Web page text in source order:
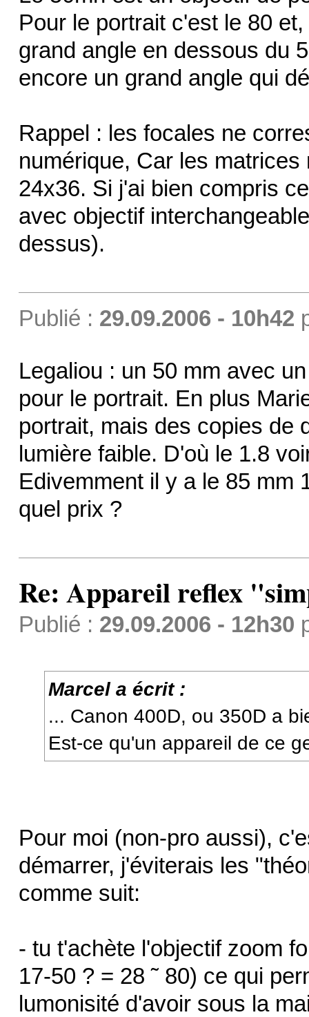
Pour le portrait c'est le 80
grand angle en dessous du
encore un grand angle qui
Rappel : les focales ne
numérique, Car les
24x36. Si j'ai bien compris
avec objectif
dessus).
Publié : 29.09.2006 - 10h42
Legaliou : un 50 mm avec
pour le portrait. En plus
portrait, mais des copies de
lumière faible. D'où le 1.8
Edivemment il y a le 85 mm
quel prix ?
Re: Appareil reflex
Publié : 29.09.2006 - 12h30
Marcel a écrit :
... Canon 400D, ou 350D a
Est-ce qu'un appareil de ce
Pour moi (non-pro aussi),
démarrer, j'éviterais les
comme suit:
- tu t'achète l'objectif zoom
17-50 ? = 28 ˜ 80) ce qui
lumonisité d'avoir sous la